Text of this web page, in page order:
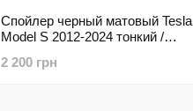
Спойлер черный матовый Tesla
Model S 2012-2024 тонкий /
2 200 грн